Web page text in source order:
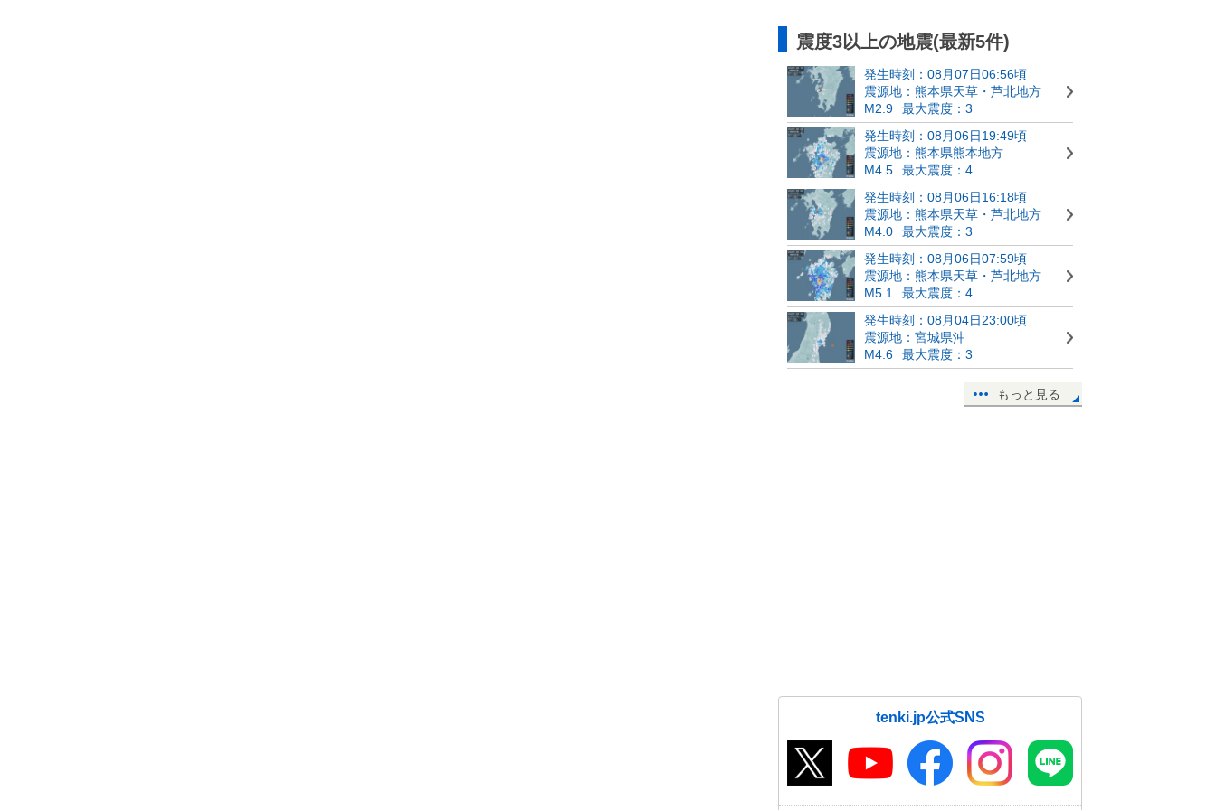
震度3以上の地震(最新5件)
発生時刻：08月07日06:56頃
震源地：熊本県天草・芦北地方
M2.9
最大震度：3
発生時刻：08月06日19:49頃
震源地：熊本県熊本地方
M4.5
最大震度：4
発生時刻：08月06日16:18頃
震源地：熊本県天草・芦北地方
M4.0
最大震度：3
発生時刻：08月06日07:59頃
震源地：熊本県天草・芦北地方
M5.1
最大震度：4
発生時刻：08月04日23:00頃
震源地：宮城県沖
M4.6
最大震度：3
もっと見る
tenki.jp公式SNS